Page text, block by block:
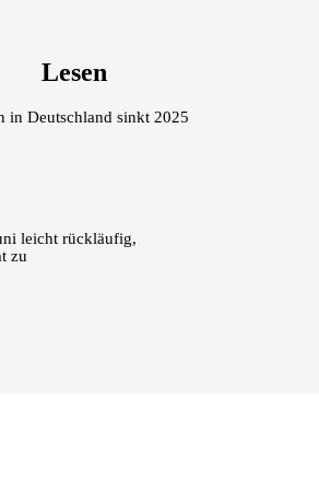
Lesen
in Deutschland sinkt 2025
leicht rückläufig,
zu